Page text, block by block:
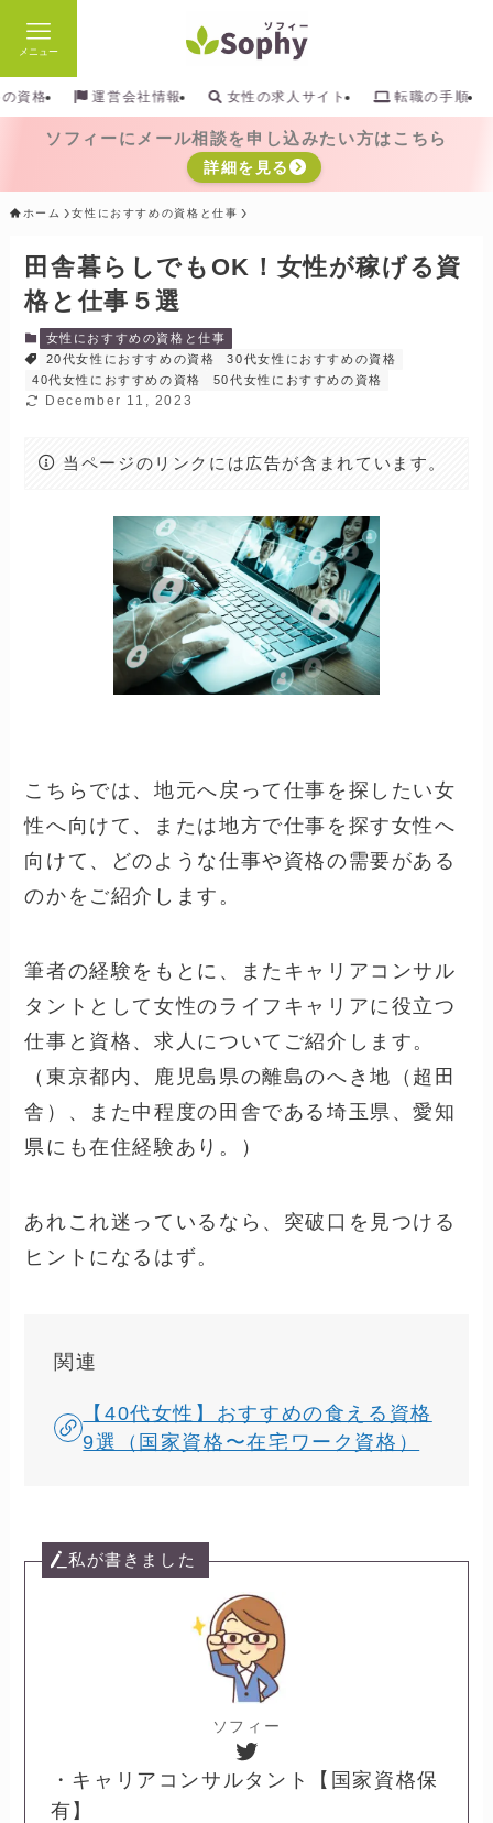
メニュー
資格 運営会社情報 女性の求人サイト 転職の手順
ソフィーにメール相談を申し込みたい方はこちら
詳細を見る
ホーム 女性におすすめの資格と仕事
田舎暮らしでもOK！女性が稼げる資
格と仕事５選
女性におすすめの資格と仕事
20代女性におすすめの資格
30代女性におすすめの資格
40代女性におすすめの資格
50代女性におすすめの資格
December 11, 2023
当ページのリンクには広告が含まれています。
こちらでは、地元へ戻って仕事を探したい女
性へ向けて、または地方で仕事を探す女性へ
向けて、どのような仕事や資格の需要がある
のかをご紹介します。
筆者の経験をもとに、またキャリアコンサル
タントとして女性のライフキャリアに役立つ
仕事と資格、求人についてご紹介します。
（東京都内、鹿児島県の離島のへき地（超田
舎）、また中程度の田舎である埼玉県、愛知
県にも在住経験あり。）
あれこれ迷っているなら、突破口を見つける
ヒントになるはず。
関連
【40代女性】おすすめの食える資格
9選（国家資格〜在宅ワーク資格）
私が書きました
ソフィー
Twitter
・キャリアコンサルタント【国家資格保
有】